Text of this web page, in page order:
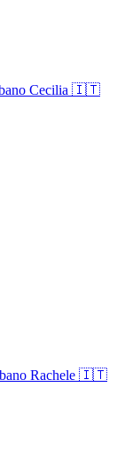
Cecilia 🇮🇹
Rachele 🇮🇹